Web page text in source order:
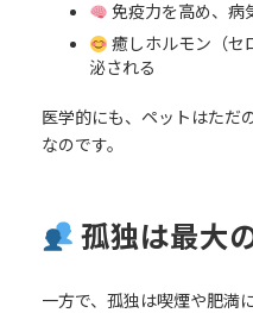
免疫力を高め、病
癒しホルモン（セ
泌される
医学的にも、ペットはただ
なのです。
孤独は最大
一方で、孤独は喫煙や肥満